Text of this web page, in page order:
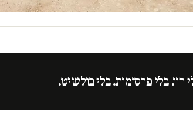
הון. בלי פרסומות. בלי בולשיט.